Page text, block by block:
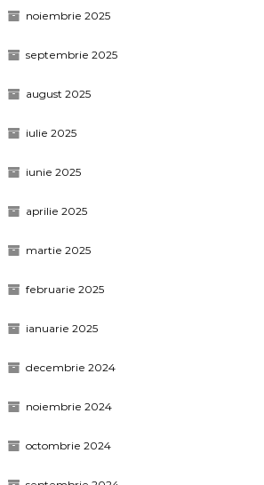
noiembrie 2025
septembrie 2025
august 2025
iulie 2025
iunie 2025
aprilie 2025
martie 2025
februarie 2025
ianuarie 2025
decembrie 2024
noiembrie 2024
octombrie 2024